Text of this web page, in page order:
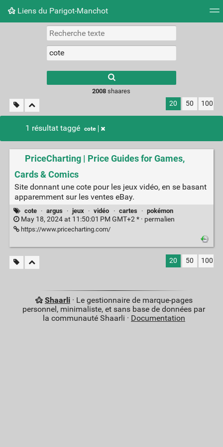
Liens du Parigot-Manchot
Nuage de tags Mur d'images
2008 shaares
20 50 100
1 résultat taggé cote
PriceCharting | Price Guides for Games,
Cards & Comics
Site donnant une cote pour les jeux vidéo, en se basant
apparemment sur les ventes eBay.
cote · argus · jeux · vidéo · cartes · pokémon
May 18, 2024 at 11:50:01 PM GMT+2 * · permalien
https://www.pricecharting.com/
20 50 100
Shaarli· Le gestionnaire de marque-pages
personnel, minimaliste, et sans base de données par
la communauté Shaarli · Documentation